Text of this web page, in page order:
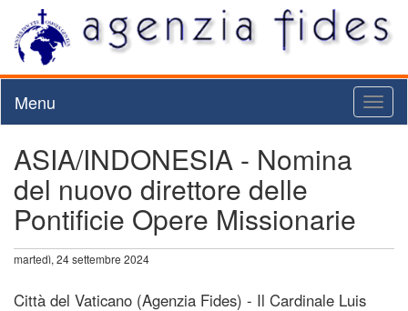
Menu
ASIA/INDONESIA - Nomina
del nuovo direttore delle
Pontificie Opere Missionarie
martedì, 24 settembre 2024
Città del Vaticano (Agenzia Fides) - Il Cardinale Luis